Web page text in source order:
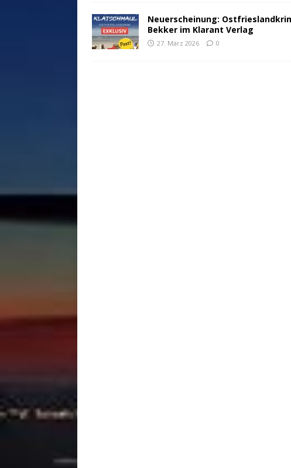
Neuerscheinung:
Bekker im Klarant Verlag
27. März 2026 0